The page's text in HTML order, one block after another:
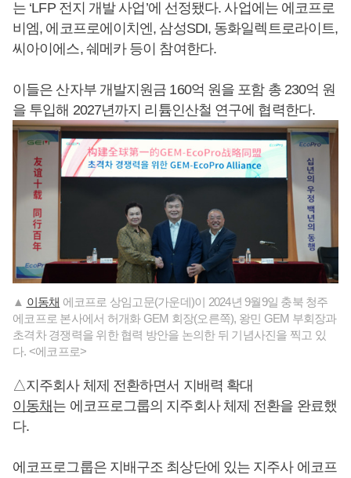
는 ‘LFP 전지 개발 사업’에 선정됐다. 사업에는 에코프로
비엠, 에코프로에이치엔, 삼성SDI, 동화일렉트로라이트,
씨아이에스, 쉐메카 등이 참여한다.
이들은 산자부 개발지원금 160억 원을 포함 총 230억 원
을 투입해 2027년까지 리튬인산철 연구에 협력한다.
▲ 이동채 에코프로 상임고문(가운데)이 2024년 9월9일 충북 청주
에코프로 본사에서 허개화 GEM 회장(오른쪽), 왕민 GEM 부회장과
초격차 경쟁력을 위한 협력 방안을 논의한 뒤 기념사진을 찍고 있
다. <에코프로>
△지주회사 체제 전환하면서 지배력 확대
이동채는 에코프로그룹의 지주회사 체제 전환을 완료했
다.
에코프로그룹은 지배구조 최상단에 있는 지주사 에코프